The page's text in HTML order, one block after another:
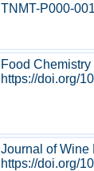
TNMT-P000-
Food
https://doi.org/
Journal of Wine
https://doi.org/